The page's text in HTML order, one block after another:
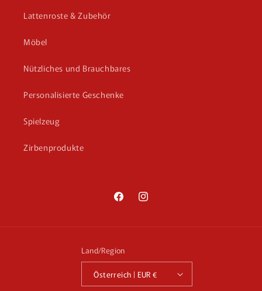
Lattenroste & Zubehör
Möbel
Nützliches und Brauchbares
Personalisierte Geschenke
Spielzeug
Zirbenprodukte
FacebookInstagram
Land/Region
Österreich | EUR €